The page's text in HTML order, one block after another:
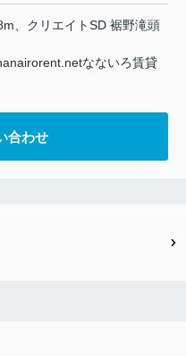
、クリエイトSD 裾野滝頭
なないろ賃貸
合わせ